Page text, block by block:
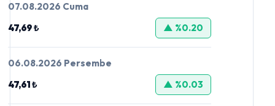
07.08.2026 Cuma
47,69 ₺
▲ %0.20
06.08.2026 Persembe
47,61 ₺
▲ %0.03